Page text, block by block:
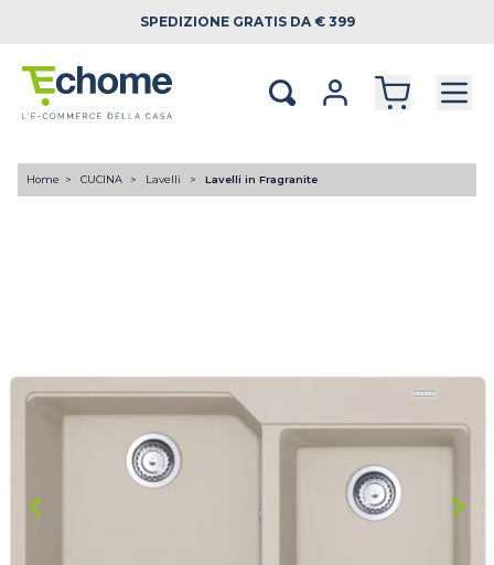
SPEDIZIONE GRATIS DA € 399
Home CUCINA Lavelli Lavelli in Fragranite